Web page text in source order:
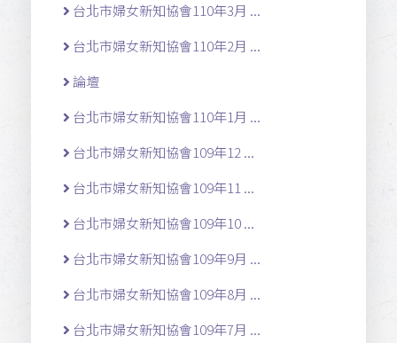
台北市婦女新知協會110年3月 ...
台北市婦女新知協會110年2月 ...
論壇
台北市婦女新知協會110年1月 ...
台北市婦女新知協會109年12 ...
台北市婦女新知協會109年11 ...
台北市婦女新知協會109年10 ...
台北市婦女新知協會109年9月 ...
台北市婦女新知協會109年8月 ...
台北市婦女新知協會109年7月 ...